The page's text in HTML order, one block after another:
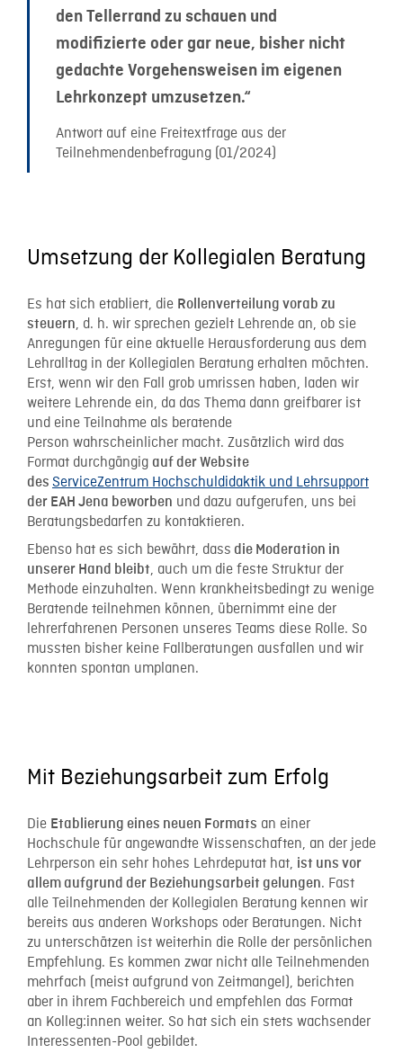
den Tellerrand zu schauen und
modifizierte oder gar neue, bisher nicht
gedachte Vorgehensweisen im eigenen
Lehrkonzept umzusetzen.“
Antwort auf eine Freitextfrage aus der
Teilnehmendenbefragung (01/2024)
Umsetzung der Kollegialen Beratung
Es hat sich etabliert, die Rollenverteilung vorab zu
steuern, d. h. wir sprechen gezielt Lehrende an, ob sie
Anregungen für eine aktuelle Herausforderung aus dem
Lehralltag in der Kollegialen Beratung erhalten möchten.
Erst, wenn wir den Fall grob umrissen haben, laden wir
weitere Lehrende ein, da das Thema dann greifbarer ist
und eine Teilnahme als beratende
Person wahrscheinlicher macht. Zusätzlich wird das
Format durchgängig auf der Website
des ServiceZentrum Hochschuldidaktik und Lehrsupport
der EAH Jena beworben und dazu aufgerufen, uns bei
Beratungsbedarfen zu kontaktieren.
Ebenso hat es sich bewährt, dass die Moderation in
unserer Hand bleibt, auch um die feste Struktur der
Methode einzuhalten. Wenn krankheitsbedingt zu wenige
Beratende teilnehmen können, übernimmt eine der
lehrerfahrenen Personen unseres Teams diese Rolle. So
mussten bisher keine Fallberatungen ausfallen und wir
konnten spontan umplanen.
Mit Beziehungsarbeit zum Erfolg
Die Etablierung eines neuen Formats an einer
Hochschule für angewandte Wissenschaften, an der jede
Lehrperson ein sehr hohes Lehrdeputat hat, ist uns vor
allem aufgrund der Beziehungsarbeit gelungen. Fast
alle Teilnehmenden der Kollegialen Beratung kennen wir
bereits aus anderen Workshops oder Beratungen. Nicht
zu unterschätzen ist weiterhin die Rolle der persönlichen
Empfehlung. Es kommen zwar nicht alle Teilnehmenden
mehrfach (meist aufgrund von Zeitmangel), berichten
aber in ihrem Fachbereich und empfehlen das Format
an Kolleg:innen weiter. So hat sich ein stets wachsender
Interessenten-Pool gebildet.